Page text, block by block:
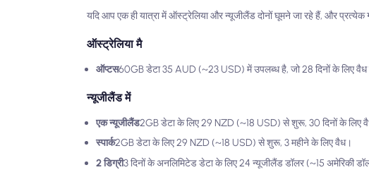
यदि आप एक ही यात्रा में ऑस्ट्रेलिया और न्यूजीलैंड दोनों घूमने जा रहे हैं, और
ऑस्ट्रेलिया मै
ऑप्टस60GB डेटा 35 AUD (~23 USD) में उपलब्ध है, जो 28 दिनों के लिए वैध
न्यूजीलैंड में
एक न्यूजीलैंड2GB डेटा के लिए 29 NZD (~18 USD) से शुरू, 30 दिनों के लिए
स्पार्क2GB डेटा के लिए 29 NZD (~18 USD) से शुरू, 3 महीने के लिए वैध।
2 डिग्री3 दिनों के अनलिमिटेड डेटा के लिए 24 न्यूजीलैंड डॉलर (~15 अमेरिकी